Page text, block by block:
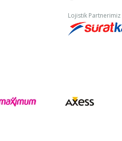
Lojistik Partnerimiz